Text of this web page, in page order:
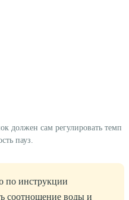
должен сам регулировать темп
пауз.
по инструкции
соотношение воды и